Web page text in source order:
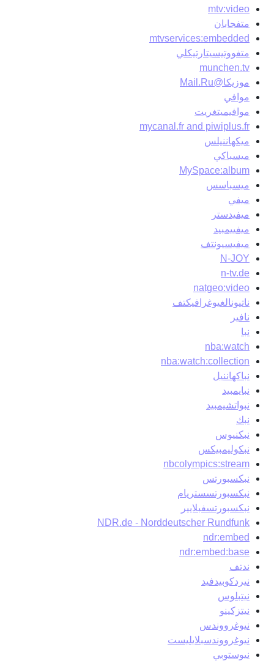
mtv:video
متفجابان
mtvservices:embedded
متفووتيسيتارتيكلي
munchen.tv
موزيكا@Mail.Ru
موافي
موافيميتغريت
mycanal.fr and piwiplus.fr
ميكهاننيلس
ميسباكي
MySpace:album
ميسباسس
ميفي
ميفيدستر
ميفييمبيد
ميفيسيونتف
N-JOY
n-tv.de
natgeo:video
ناتيونالغيوغرافيكتف
نافير
نبا
nba:watch
nba:watch:collection
نباكهاننيل
نبايمبيد
نبواتشيمبيد
نبك
نبكنيوس
نبكوليمبيكس
nbcolympics:stream
نبكسبورتس
نبكسبورتسستريام
نبكسبورتسفبلايير
NDR.de - Norddeutscher Rundfunk
ndr:embed
ndr:embed:base
ندتف
نيردكوبيدفيد
نيتبلوس
نيتزكينو
نيوغرووندس
نيوغرووندسبلايليست
نيوستوبي